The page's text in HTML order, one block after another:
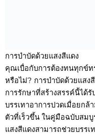
การบำบัดด้วยแสงสีแดง
คุณเบื่อกับการต้องทนทุกข์ท
หรือไม่? การบำบัดด้วยแสง
การรักษาที่สร้างสรรค์นี้ได้
บรรเทาอาการปวดเมื่อยกล้
ตัวที่เร็วขึ้น ในคู่มือฉบับสม
แสงสีแดงสามารถช่วยบรร